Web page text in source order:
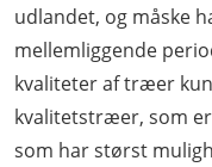
udlandet, og måske
mellemliggende
kvaliteter af træer
kvalitetstræer, som
som har størst